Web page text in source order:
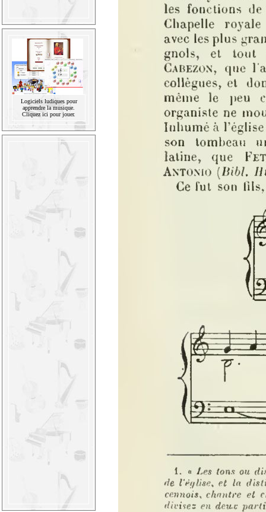
Logiciels ludiques pour
apprendre la musique.
Cliquez ici pour jouer.